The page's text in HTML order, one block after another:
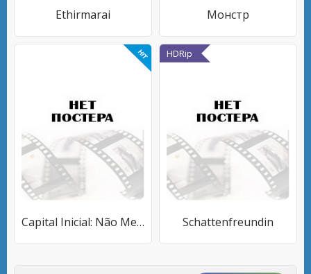
Ethirmarai Монстр
Capital Inicial: Não Me Olhe Assim
HDRip
Schattenfreundin